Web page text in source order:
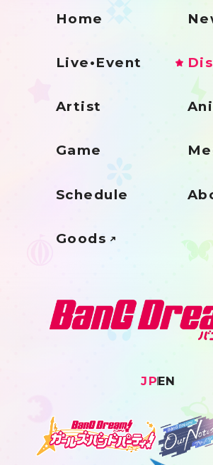
Home
Live•Event
Artist
Game
Schedule
Goods
JPEN